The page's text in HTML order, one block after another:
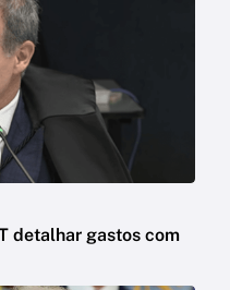
detalhar gastos com